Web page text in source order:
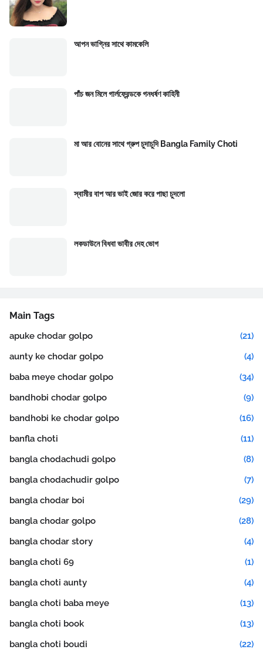
আপন ভাগ্নির সাথে কামকেলি
পাঁচ জন মিলে গার্লফ্রেন্ডকে গনধর্ষণ কাহিনী
মা আর বোনের সাথে গ্রুপ চুদাচুদি Bangla Family Choti
স্বামীর বাপ আর ভাই জোর করে পাছা চুদলো
লকডাউনে বিধবা ভাবীর দেহ ভোগ
Main Tags
apuke chodar golpo
(21)
aunty ke chodar golpo
(4)
baba meye chodar golpo
(34)
bandhobi chodar golpo
(9)
bandhobi ke chodar golpo
(16)
banfla choti
(11)
bangla chodachudi golpo
(8)
bangla chodachudir golpo
(7)
bangla chodar boi
(29)
bangla chodar golpo
(28)
bangla chodar story
(4)
bangla choti 69
(1)
bangla choti aunty
(4)
bangla choti baba meye
(13)
bangla choti book
(13)
bangla choti boudi
(22)